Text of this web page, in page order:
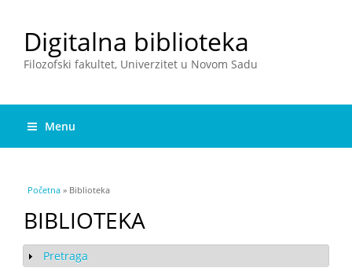
Digitalna biblioteka
Filozofski fakultet, Univerzitet u Novom Sadu
Menu
You are here
Početna » Biblioteka
BIBLIOTEKA
Show
Pretraga